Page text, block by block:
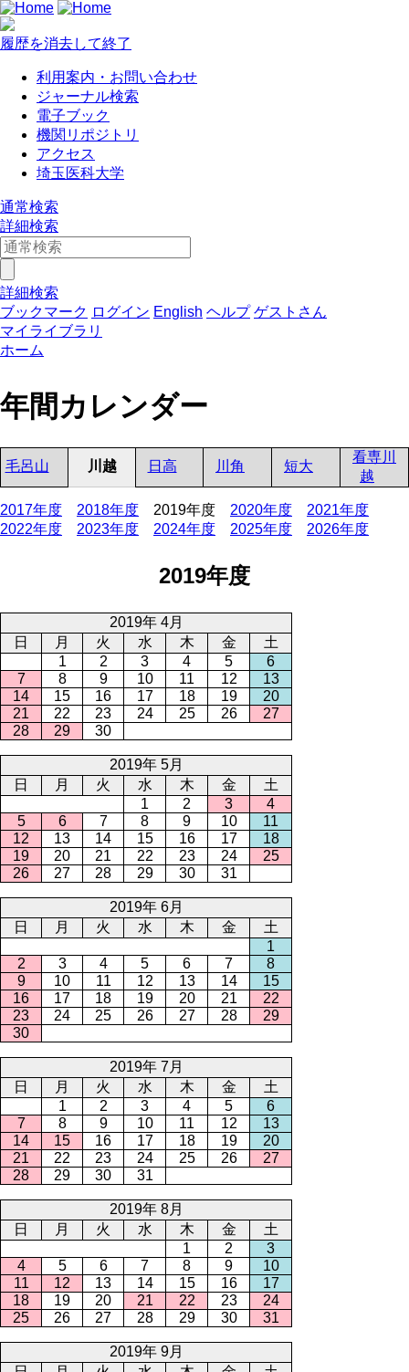
履歴を消去して終了
利用案内・お問い合わせ
ジャーナル検索
電子ブック
機関リポジトリ
アクセス
埼玉医科大学
通常検索
詳細検索
詳細検索
ブックマーク ログイン English ヘルプ ゲストさん
マイライブラリ
ホーム
年間カレンダー
毛呂山 川越 日高 川角 短大
看専川
越
2017年度 2018年度 2019年度 2020年度
2021年度
2022年度
2023年度 2024年度 2025年度 2026年度
2019年度
2019年 4月
日
月 火 水 木 金
土
1
2 3 4 5
6
7
8 9 10 11 12
13
14
15 16 17 18 19
20
21
22 23 24 25 26
27
28
29 30
2019年 5月
日
月 火 水 木 金
土
1
2 3
4
5
6 7 8 9 10
11
12
13 14 15 16 17
18
19
20 21 22 23 24
25
26
27 28 29 30 31
2019年 6月
日
月 火 水 木 金
土
1
2
3 4 5 6 7
8
9
10 11 12 13 14
15
16
17 18 19 20 21
22
23
24 25 26 27 28
29
30
2019年 7月
日
月 火 水 木 金
土
1
2 3 4 5
6
7
8 9 10 11 12
13
14
15 16 17 18 19
20
21
22 23 24 25 26
27
28
29 30 31
2019年 8月
日
月 火 水 木 金
土
1
2
3
4
5 6 7 8 9
10
11
12 13 14 15 16
17
18
19 20 21 22 23
24
25
26 27 28 29 30 31
2019年 9月